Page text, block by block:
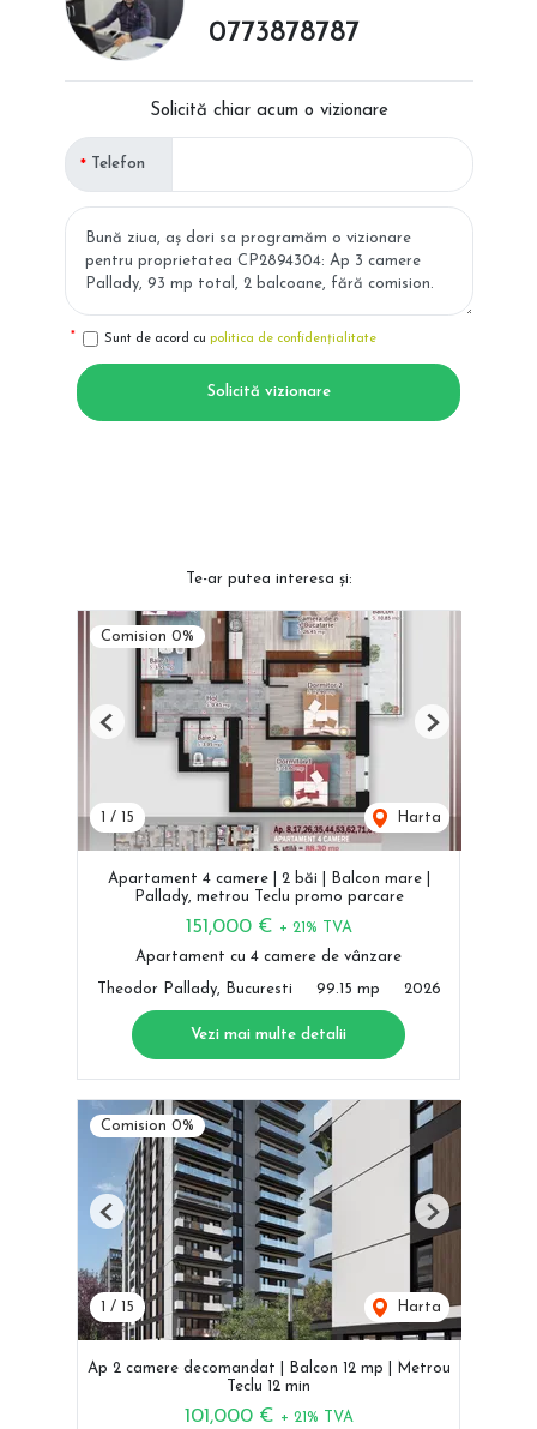
0773878787
Solicită chiar acum o vizionare
Telefon
Sunt de acord cu politica de confidențialitate
Solicită vizionare
Te-ar putea interesa și:
Comision 0%
/ 15 Harta
Previous Next
Apartament 4 camere | 2 băi | Balcon mare |
Pallady, metrou Teclu promo parcare
151,000 € + 21% TVA
Apartament cu 4 camere de vânzare
Theodor Pallady, Bucuresti 99.15 mp 2026
Vezi mai multe detalii
Comision 0%
/ 15 Harta
Previous Next
Ap 2 camere decomandat | Balcon 12 mp | Metrou
Teclu 12 min
101,000 € + 21% TVA